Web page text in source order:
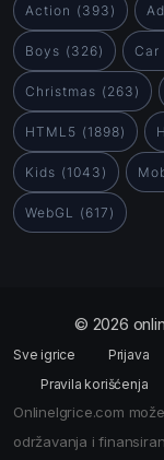
Action (393)
Boys (326) Car
Christmas (263)
HTML5 (1898)
Kids (1043)
WebGL (617)
© 2026
Sve igrice Prijava
Pravila korišćenja
OnlineIgrice.com
održavanja i